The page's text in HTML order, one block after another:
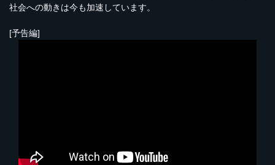
社会への動きは今も加速しています。
[予告編]